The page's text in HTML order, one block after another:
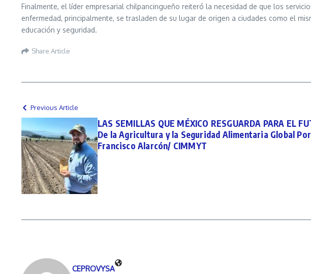
Finalmente, el líder empresarial chilpancingueño reiteró la necesidad de que los
enfermedad, principalmente, se trasladen de su lugar de origen a ciudades como el
educación y seguridad.
Share Article
Previous Article
LAS SEMILLAS QUE MÉXICO RESGUARDA PARA EL
De la Agricultura y la Seguridad Alimentaria Global Por
Francisco Alarcón/ CIMMYT
CEPROVYSA